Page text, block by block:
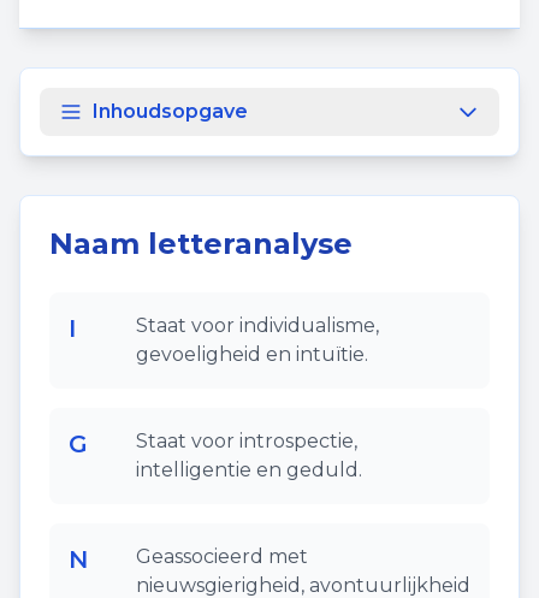
Inhoudsopgave
Naam letteranalyse
I
Staat voor individualisme,
gevoeligheid en intuïtie.
G
Staat voor introspectie,
intelligentie en geduld.
N
Geassocieerd met
nieuwsgierigheid, avontuurlijkheid